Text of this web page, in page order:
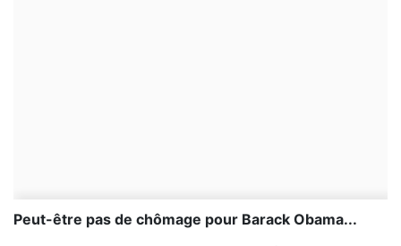
Peut-être pas de chômage pour Barack Obama...